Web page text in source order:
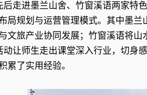
后走进墨兰山舍、竹窗溪语两家特
局规划与运营管理模式。其中墨
文旅产业协同发展；竹窗溪语将山
动让师生走出课堂深入行业，切身
累了实用经验。